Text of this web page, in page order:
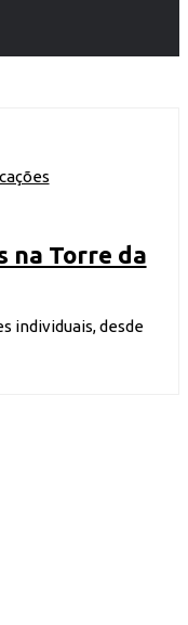
na Torre da
individuais, desde